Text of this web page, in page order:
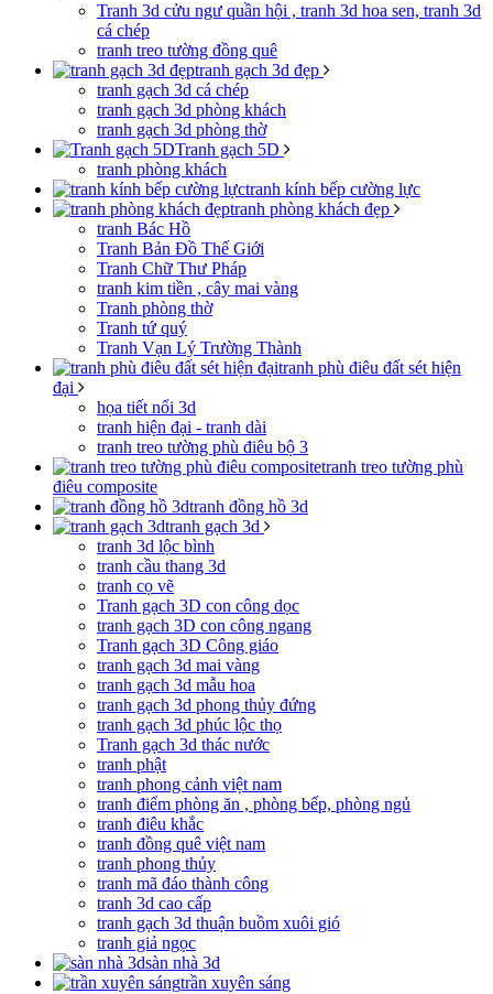
Tranh 3d cửu ngư quần hội , tranh 3d hoa sen, tranh 3d
cá chép
tranh treo tường đồng quê
tranh gạch 3d đẹp
tranh gạch 3d cá chép
tranh gạch 3d phòng khách
tranh gạch 3d phòng thờ
Tranh gạch 5D
tranh phòng khách
tranh kính bếp cường lực
tranh phòng khách đẹp
tranh Bác Hồ
Tranh Bản Đồ Thế Giới
Tranh Chữ Thư Pháp
tranh kim tiền , cây mai vàng
Tranh phòng thờ
Tranh tứ quý
Tranh Vạn Lý Trường Thành
tranh phù điêu đất sét hiện
đại
họa tiết nổi 3d
tranh hiện đại - tranh dài
tranh treo tường phù điêu bộ 3
tranh treo tường phù
điêu composite
tranh đồng hồ 3d
tranh gạch 3d
tranh 3d lộc bình
tranh cầu thang 3d
tranh cọ vẽ
Tranh gạch 3D con công dọc
tranh gạch 3D con công ngang
Tranh gạch 3D Công giáo
tranh gạch 3d mai vàng
tranh gạch 3d mẫu hoa
tranh gạch 3d phong thủy đứng
tranh gạch 3d phúc lộc thọ
Tranh gạch 3d thác nước
tranh phật
tranh phong cảnh việt nam
tranh điểm phòng ăn , phòng bếp, phòng ngủ
tranh điêu khắc
tranh đồng quê việt nam
tranh phong thủy
tranh mã đáo thành công
tranh 3d cao cấp
tranh gạch 3d thuận buồm xuôi gió
tranh giả ngọc
sàn nhà 3d
trần xuyên sáng